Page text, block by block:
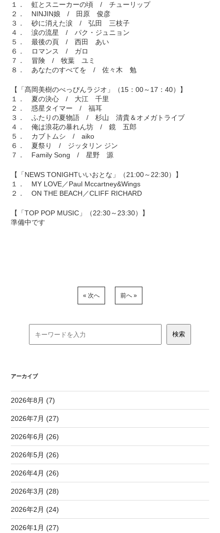
１． 虹とスニーカーの頃 / チューリップ
２． NINJIN娘 / 田原 俊彦
３． 砂に消えた涙 / 弘田 三枝子
４． 涙の流星 / パク・ジュニョン
５． 最後の頁 / 西田 あい
６． ロマンス / ガロ
７． 冒険 / 牧葉 ユミ
８． あなたのすべてを / 佐々木 勉
【「髙岡美樹のべっぴんラジオ」（15：00～17：40）】
１． 夏の決心 / 大江 千里
２． 惑星タイマー / 福耳
３． ふたりの夏物語 / 杉山 清貴＆オメガトライブ
４． 俺は浪花の暴れん坊 / 鏡 五郎
５． カブトムシ / aiko
６． 夏祭り / ジッタリン ジン
７． Family Song / 星野 源
【「NEWS TONIGHTいいおとな」（21:00～22:30）】
１． MY LOVE／Paul Mccartney&Wings
２． ON THE BEACH／CLIFF RICHARD
【「TOP POP MUSIC」（22:30～23:30）】
準備中です
« 次へ 前へ »
アーカイブ
2026年8月 (7)
2026年7月 (27)
2026年6月 (26)
2026年5月 (26)
2026年4月 (26)
2026年3月 (28)
2026年2月 (24)
2026年1月 (27)